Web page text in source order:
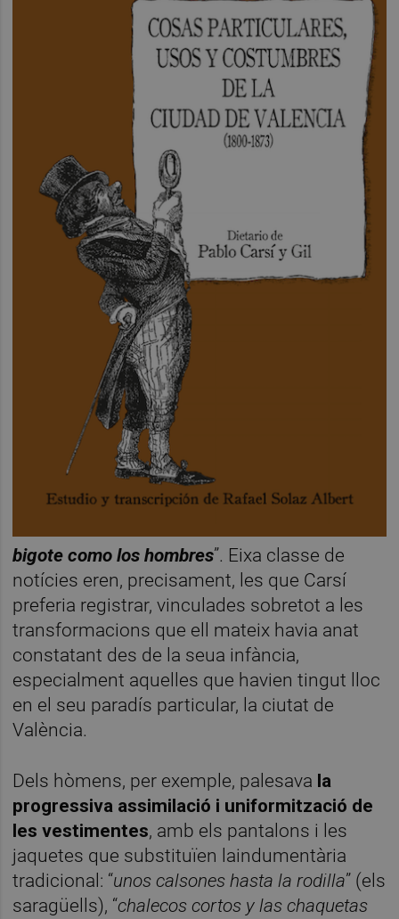
bigote como los hombres”. Eixa classe de
notícies eren, precisament, les que Carsí
preferia registrar, vinculades sobretot a les
transformacions que ell mateix havia anat
constatant des de la seua infància,
especialment aquelles que havien tingut lloc
en el seu paradís particular, la ciutat de
València.
Dels hòmens, per exemple, palesava la
progressiva assimilació i uniformització de
les vestimentes, amb els pantalons i les
jaquetes que substituïen laindumentària
tradicional: “unos calsones hasta la rodilla” (els
saragüells), “chalecos cortos y las chaquetas